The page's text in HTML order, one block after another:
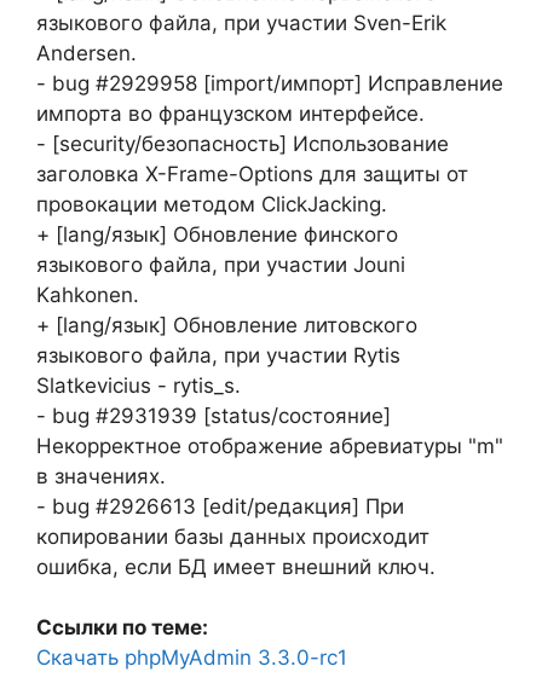
языкового файла, при участии Sven-Erik
Andersen.
- bug #2929958 [import/импорт] Исправление
импорта во французском интерфейсе.
- [security/безопасность] Использование
заголовка X-Frame-Options для защиты от
провокации методом ClickJacking.
+ [lang/язык] Обновление финского
языкового файла, при участии Jouni
Kahkonen.
+ [lang/язык] Обновление литовского
языкового файла, при участии Rytis
Slatkevicius - rytis_s.
- bug #2931939 [status/состояние]
Некорректное отображение абревиатуры "m"
в значениях.
- bug #2926613 [edit/редакция] При
копировании базы данных происходит
ошибка, если БД имеет внешний ключ.
Ссылки по теме:
Скачать phpMyAdmin 3.3.0-rc1